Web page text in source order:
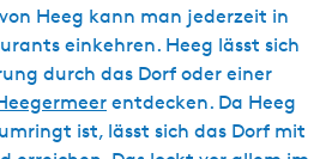
Heeg kann man jederzeit in
einkehren. Heeg lässt sich
durch das Dorf oder einer
entdecken. Da Heeg
ist, lässt sich das Dorf mit